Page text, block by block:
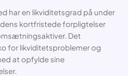
har en likviditetsgrad på under
kortfristede forpligtelser
Det
for likviditetsproblemer og
at opfylde sine